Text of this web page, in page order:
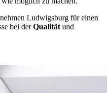
Ludwigsburg für einen
bei derQualität und